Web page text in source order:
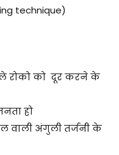
technique)
रोको को दूर करने के
हो
वाली अंगुली तर्जनी के